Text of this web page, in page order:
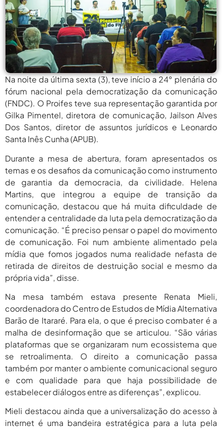
Prêmio Mulheres E Ciência Do
CNPq: Terceira Edição...
agosto 5,
2026
Período Eleitoral Para Escolha De
Representantes Do XXII...
agosto
5, 2026
Protagonismo Nacional Em Ciência E
Tecnologia Depende De...
agosto
5, 2026
Pais Veem Avanço, Mas Temem
Que Nova Lei...
agosto 5,
2026
Prêmio Mulheres E Ciência Do
CNPq: Terceira Edição...
agosto 5,
Período Eleitoral Para Escolha De
Representantes Do XXII...
Protagonismo Nacional Em Ciência E
Tecnologia Depende De...
agosto
5, 2026
Pais Veem Avanço, Mas Temem
Que Nova Lei...
Prêmio Mulheres E Ciência Do
CNPq: Terceira Edição...
agosto 5,
2026
Na noite da última sexta (3), teve início a 24° plenária do
fórum nacional pela democratização da comunicação
(FNDC). O Proifes teve sua representação garantida por
Gilka Pimentel, diretora de comunicação, Jailson Alves
Dos Santos, diretor de assuntos jurídicos e Leonardo
Santa Inês Cunha (APUB).
Durante a mesa de abertura, foram apresentados os
temas e os desafios da comunicação como instrumento
de garantia da democracia, da civilidade. Helena
Martins, que integrou a equipe de transição da
comunicação, destacou que há muita dificuldade de
entender a centralidade da luta pela democratização da
comunicação. “É preciso pensar o papel do movimento
de comunicação. Foi num ambiente alimentado pela
mídia que fomos jogados numa realidade nefasta de
retirada de direitos de destruição social e mesmo da
própria vida”, disse.
Na mesa também estava presente Renata Mieli,
coordenadora do Centro de Estudos de Mídia Alternativa
Barão de Itararé. Para ela, o que é preciso combater é a
malha de desinformação que se articulou. “São várias
plataformas que se organizaram num ecossistema que
se retroalimenta. O direito a comunicação passa
também por manter o ambiente comunicacional seguro
e com qualidade para que haja possibilidade de
estabelecer diálogos entre as diferenças”, explicou.
Mieli destacou ainda que a universalização do acesso à
internet é uma bandeira estratégica para a luta pela